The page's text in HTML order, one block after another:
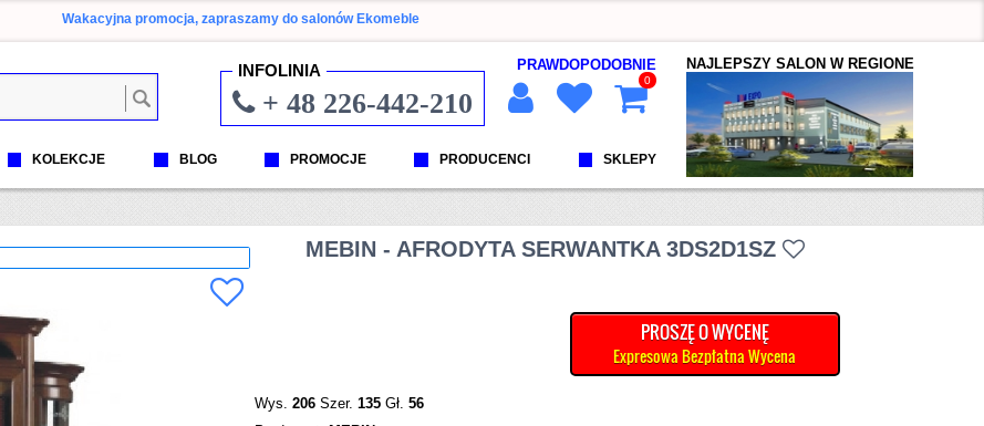
Wakacyjna promocja, zapraszamy do salonów Ekomeble
INFOLINIA
+ 48 226-442-210
PRAWDOPODOBNIE
0
KOLEKCJE BLOG PROMOCJE PRODUCENCI SKLEPY
NAJLEPSZY SALON W REGIONE
MEBIN - AFRODYTA SERWANTKA 3DS2D1SZ
PROSZĘ O WYCENĘ
Expresowa Bezpłatna Wycena
Wys.206 Szer.135 Gł.56